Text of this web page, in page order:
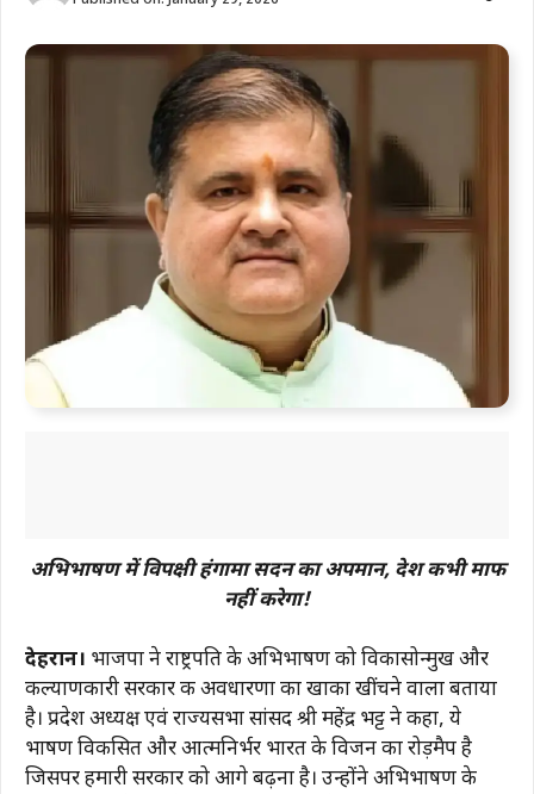
अभिभाषण में विपक्षी हंगामा सदन का अपमान, देश कभी माफ
नहीं करेगा!
देहरादून। भाजपा ने राष्ट्रपति के अभिभाषण को विकासोन्मुख और
कल्याणकारी सरकार की अवधारणा का खाका खींचने वाला बताया
है। प्रदेश अध्यक्ष एवं राज्यसभा सांसद श्री महेंद्र भट्ट ने कहा, ये
भाषण विकसित और आत्मनिर्भर भारत के विजन का रोड़मैप है
जिसपर हमारी सरकार को आगे बढ़ना है। उन्होंने अभिभाषण के